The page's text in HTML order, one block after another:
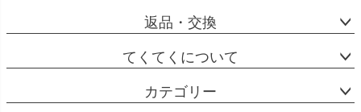
返品・交換
てくてくについて
カテゴリー